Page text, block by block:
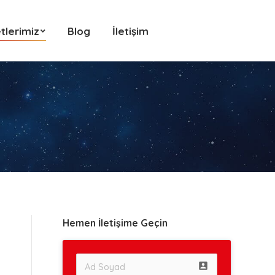
Blog İletişim
Hemen İletişime Geçin
account_box
Blog İletişim